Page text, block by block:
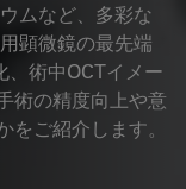
ムなど、多彩な
顕微鏡の最先端
術中OCTイメー
術の精度向上や意
ご紹介します。